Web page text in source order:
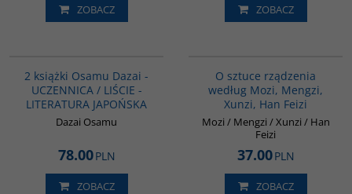
ZOBACZ ZOBACZ
2 książki Osamu Dazai -
UCZENNICA / LIŚCIE -
LITERATURA JAPOŃSKA
Dazai Osamu
78.00PLN
ZOBACZ
O sztuce rządzenia
według Mozi, Mengzi,
Xunzi, Han Feizi
Mozi / Mengzi / Xunzi / Han
Feizi
37.00PLN
ZOBACZ